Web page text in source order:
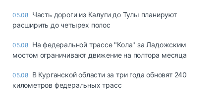
05.08 Часть дороги из Калуги до Тулы планируют
расширить до четырех полос
05.08 На федеральной трассе "Кола" за Ладожским
мостом ограничивают движение на полтора месяца
05.08 В Курганской области за три года обновят 240
километров федеральных трасс